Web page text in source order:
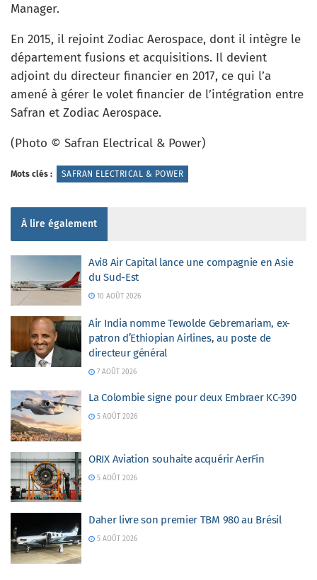
Manager.
En 2015, il rejoint Zodiac Aerospace, dont il intègre le
département fusions et acquisitions. Il devient
adjoint du directeur financier en 2017, ce qui l’a
amené à gérer le volet financier de l’intégration entre
Safran et Zodiac Aerospace.
(Photo © Safran Electrical & Power)
Mots clés : SAFRAN ELECTRICAL & POWER
À lire également
Avi8 Air Capital lance une compagnie en Asie
du Sud-Est
10 AOÛT 2026
Air India nomme Tewolde Gebremariam, ex-
patron d’Ethiopian Airlines, au poste de
directeur général
7 AOÛT 2026
La Colombie signe pour deux Embraer KC-390
5 AOÛT 2026
ORIX Aviation souhaite acquérir AerFin
5 AOÛT 2026
Daher livre son premier TBM 980 au Brésil
5 AOÛT 2026